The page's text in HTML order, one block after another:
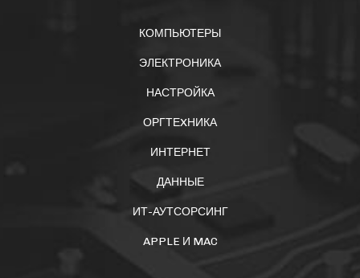
КОМПЬЮТЕРЫ
ЭЛЕКТРОНИКА
НАСТРОЙКА
ОРГТЕXНИКА
ИНТЕРНЕТ
ДАННЫЕ
ИТ-АУТСОРСИНГ
APPLE И MAC